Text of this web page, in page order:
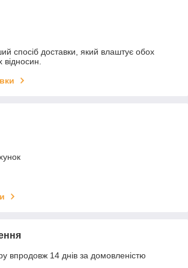
спосіб доставки, який влаштує обох
відносин.
впродовж 14 днів за домовленістю